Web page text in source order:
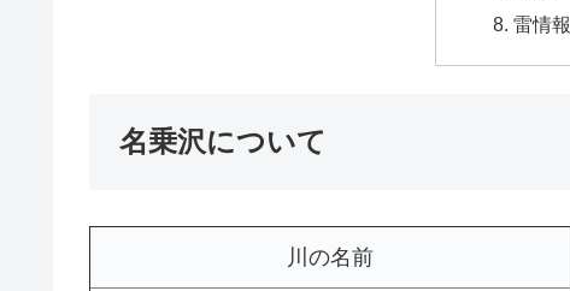
雷情報
名乗沢について
川の名前